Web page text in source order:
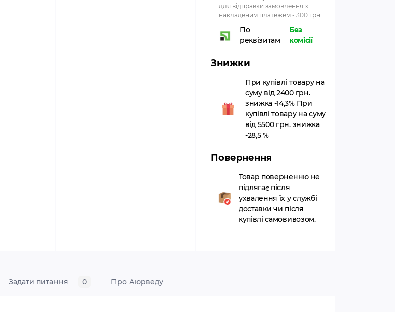
для відправки замовлення з
накладеним платежем - 300 грн.
По
реквізитам
Без
комісії
Знижки
При купівлі товару на
суму від 2400 грн.
знижка -14,3% При
купівлі товару на суму
від 5500 грн. знижка
-28,5 %
Повернення
Товар поверненню не
підлягає після
ухвалення їх у службі
доставки чи після
купівлі самовивозом.
Задати питання 0 Про Аюрведу